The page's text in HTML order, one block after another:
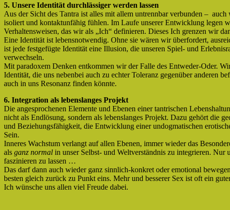
5. Unsere Identität durchlässiger werden lassen
Aus der Sicht des Tantra ist alles mit allem untrennbar verbunden –
isoliert und kontaktunfähig fühlen. Im Laufe unserer Entwicklung legen
Verhaltensweisen, das wir als „Ich“ definieren. Dieses Ich grenzen wir
Eine Identität ist lebensnotwendig. Ohne sie wären wir überfordert,
ist jede festgefügte Identität eine Illusion, die unseren Spiel- und
verwechseln.
Mit paradoxem Denken entkommen wir der Falle des Entweder-Oder.
Identität, die uns nebenbei auch zu echter Toleranz gegenüber anderen
auch in uns Resonanz finden könnte.
6. Integration als lebenslanges Projekt
Die angesprochenen Elemente und Ebenen einer tantrischen
nicht als Endlösung, sondern als lebenslanges Projekt. Dazu gehört die
und Beziehungsfähigkeit, die Entwicklung einer undogmatischen
Sein.
Inneres Wachstum verlangt auf allen Ebenen, immer wieder das
als ganz normal in unser Selbst- und Weltverständnis zu integrieren.
faszinieren zu lassen …
Das darf dann auch wieder ganz sinnlich-konkret oder emotional
besten gleich zurück zu Punkt eins. Mehr und besserer Sex ist oft ein
Ich wünsche uns allen viel Freude dabei.